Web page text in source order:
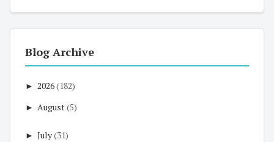
Blog Archive
► 2026(182)
► August(5)
► July(31)